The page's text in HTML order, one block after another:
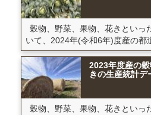
穀物、野菜、果物、花きといっ
いて、2024年(令和6年)度産の都
2023年度産の
きの生産統計デ
穀物、野菜、果物、花きといっ